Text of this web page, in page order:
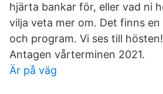
hjärta bankar för, eller vad ni
vilja veta mer om. Det finns
och program. Vi ses till
Antagen vårterminen 2021.
Är på väg